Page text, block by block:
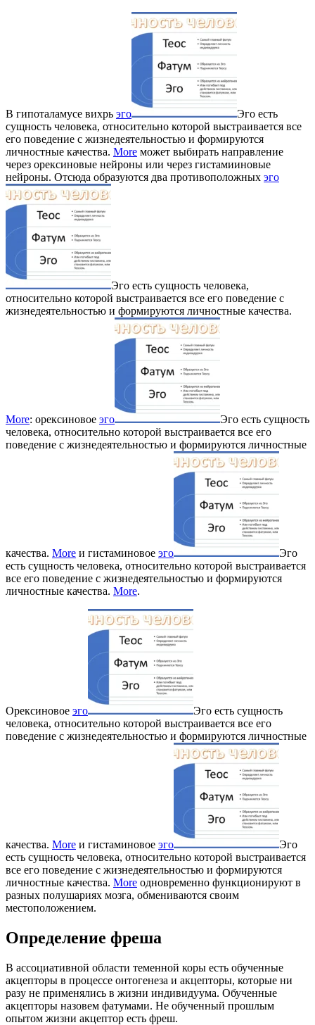
В гипоталамусе вихрь эго
Эго есть
сущность человека, относительно которой выстраивается все
его поведение с жизнедеятельностью и формируются
личностные качества. More может выбирать направление
через орексиновые нейроны или через гистамииновые
нейроны. Отсюда образуются два противоположных эго
Эго есть сущность человека,
относительно которой выстраивается все его поведение с
жизнедеятельностью и формируются личностные качества.
More: орексиновое эго
Эго есть сущность
человека, относительно которой выстраивается все его
поведение с жизнедеятельностью и формируются личностные
качества. More и гистаминовое эго
Эго
есть сущность человека, относительно которой выстраивается
все его поведение с жизнедеятельностью и формируются
личностные качества. More.
Орексиновое эго
Эго есть сущность
человека, относительно которой выстраивается все его
поведение с жизнедеятельностью и формируются личностные
качества. More и гистаминовое эго
Эго
есть сущность человека, относительно которой выстраивается
все его поведение с жизнедеятельностью и формируются
личностные качества. More одновременно функционируют в
разных полушариях мозга, обмениваются своим
местоположением.
Определение фреша
В ассоциативной области теменной коры есть обученные
акцепторы в процессе онтогенеза и акцепторы, которые ни
разу не применялись в жизни индивидуума. Обученные
акцепторы назовем фатумами. Не обученный прошлым
опытом жизни акцептор есть фреш.